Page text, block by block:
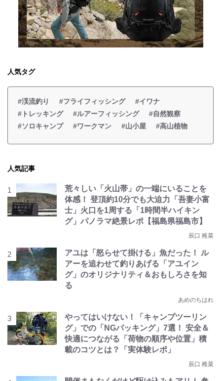
人気タグ
#渓流釣り #フライフィッシング
#イワナ
#トレッキング
#ルアーフィッシング
#自然観察
#ソロキャンプ
#ワークマン #山小屋 #高山植物
人気記事
荒々しい「火山帯」の一端にいることを
体感！ 登頂約10分でも大迫力「吾妻小富
士」火口を1周する「1時間半ハイキン
グ」パノラマ絶景レポ【福島県福島市】
辰口 稚菜
アユは「怒らせて掛ける」魚だった！ ル
アーを追わせて釣りあげる「アユイン
グ」のオリジナリティ＆おもしろさを知
る
あめのちはれ
やってはいけない！「キャンプツーリン
グ」での「NGパッキング」7選！ 安全＆
快適につながる「荷物の順序や位置」積
載のコツとは？「実体験レポ」
辰口 稚菜